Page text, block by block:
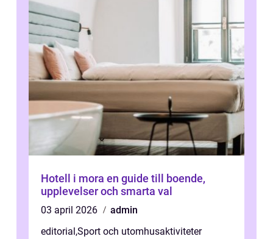
Hotell i mora en guide till boende,
upplevelser och smarta val
03 april 2026
admin
editorial ,Sport och utomhusaktiviteter